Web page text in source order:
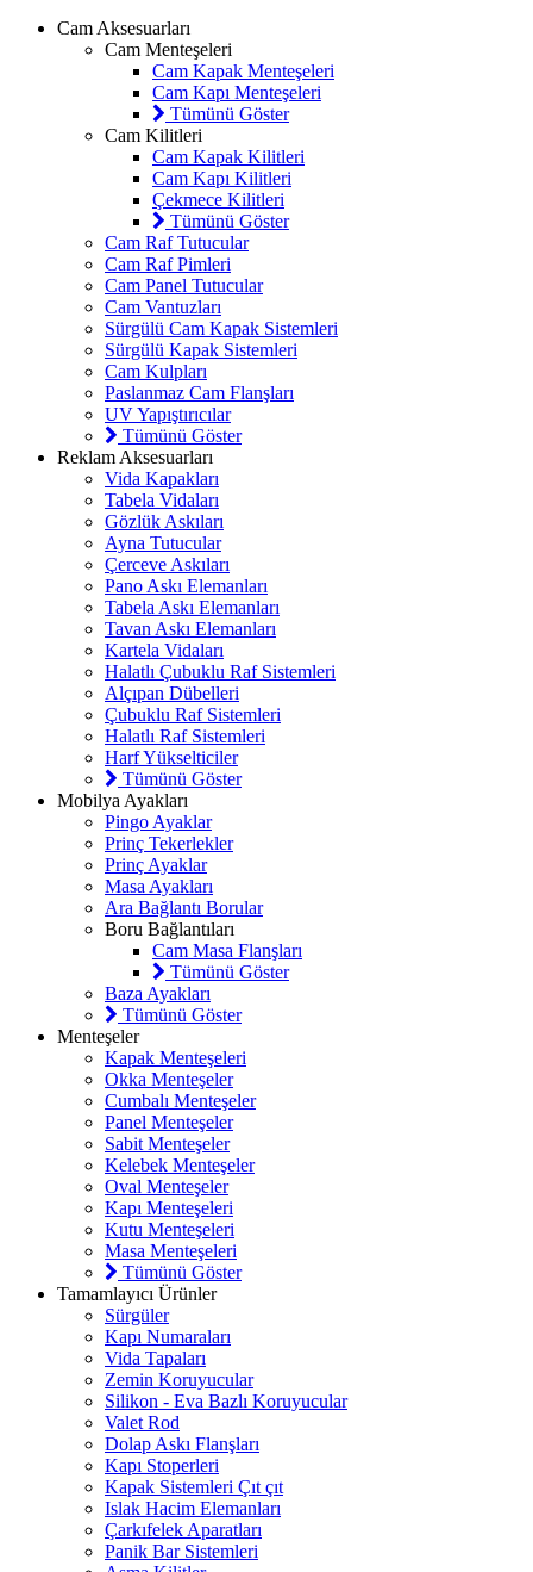
Cam Aksesuarları
Cam Menteşeleri
Cam Kapak Menteşeleri
Cam Kapı Menteşeleri
Tümünü Göster
Cam Kilitleri
Cam Kapak Kilitleri
Cam Kapı Kilitleri
Çekmece Kilitleri
Tümünü Göster
Cam Raf Tutucular
Cam Raf Pimleri
Cam Panel Tutucular
Cam Vantuzları
Sürgülü Cam Kapak Sistemleri
Sürgülü Kapak Sistemleri
Cam Kulpları
Paslanmaz Cam Flanşları
UV Yapıştırıcılar
Tümünü Göster
Reklam Aksesuarları
Vida Kapakları
Tabela Vidaları
Gözlük Askıları
Ayna Tutucular
Çerceve Askıları
Pano Askı Elemanları
Tabela Askı Elemanları
Tavan Askı Elemanları
Kartela Vidaları
Halatlı Çubuklu Raf Sistemleri
Alçıpan Dübelleri
Çubuklu Raf Sistemleri
Halatlı Raf Sistemleri
Harf Yükselticiler
Tümünü Göster
Mobilya Ayakları
Pingo Ayaklar
Prinç Tekerlekler
Prinç Ayaklar
Masa Ayakları
Ara Bağlantı Borular
Boru Bağlantıları
Cam Masa Flanşları
Tümünü Göster
Baza Ayakları
Tümünü Göster
Menteşeler
Kapak Menteşeleri
Okka Menteşeler
Cumbalı Menteşeler
Panel Menteşeler
Sabit Menteşeler
Kelebek Menteşeler
Oval Menteşeler
Kapı Menteşeleri
Kutu Menteşeleri
Masa Menteşeleri
Tümünü Göster
Tamamlayıcı Ürünler
Sürgüler
Kapı Numaraları
Vida Tapaları
Zemin Koruyucular
Silikon - Eva Bazlı Koruyucular
Valet Rod
Dolap Askı Flanşları
Kapı Stoperleri
Kapak Sistemleri Çıt çıt
Islak Hacim Elemanları
Çarkıfelek Aparatları
Panik Bar Sistemleri